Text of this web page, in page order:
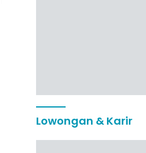
Lowongan & Karir